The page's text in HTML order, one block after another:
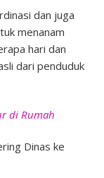
dan juga
menanam
hari dan
dari penduduk
di Rumah